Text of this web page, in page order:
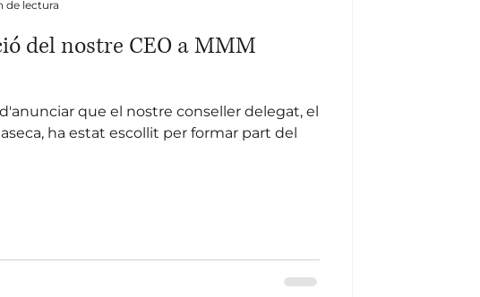
del nostre CEO a MMM
que el nostre conseller delegat, el
formar part del
de lectura